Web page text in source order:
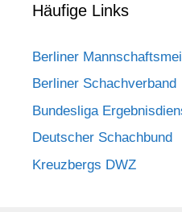
Häufige Links
Berliner
Berliner Schachverband
Bundesliga
Deutscher Schachbund
Kreuzbergs DWZ